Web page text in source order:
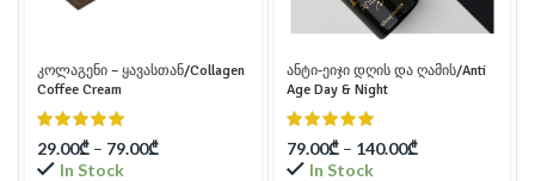
კოლაგენი – ყავასთან/Collagen
Coffee Cream
29.00₾ – 79.00₾
In Stock
ანტი-ეიჯი დღის და ღამის/Anti
Age Day & Night
79.00₾– 140.00₾
In Stock